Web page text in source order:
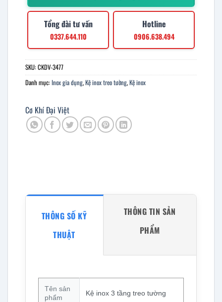
Tổng đài tư vấn
0337.644.110
Hotline
0906.638.494
SKU:CKDV-3477
Danh mục: Inox gia dụng,Kệ inox treo tường,Kệ inox
Cơ Khí Đại Việt
THÔNG SỐ KỸ
THUẬT
THÔNG TIN SẢN
PHẨM
Tên sản
phẩm
Kệ inox 3 tầng treo tường